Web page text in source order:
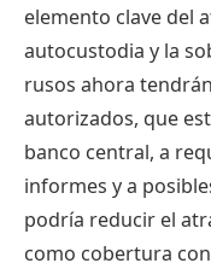
elemento clave del
autocustodia y la
rusos ahora
autorizados, que
banco central, a
informes y a
podría reducir el
como cobertura